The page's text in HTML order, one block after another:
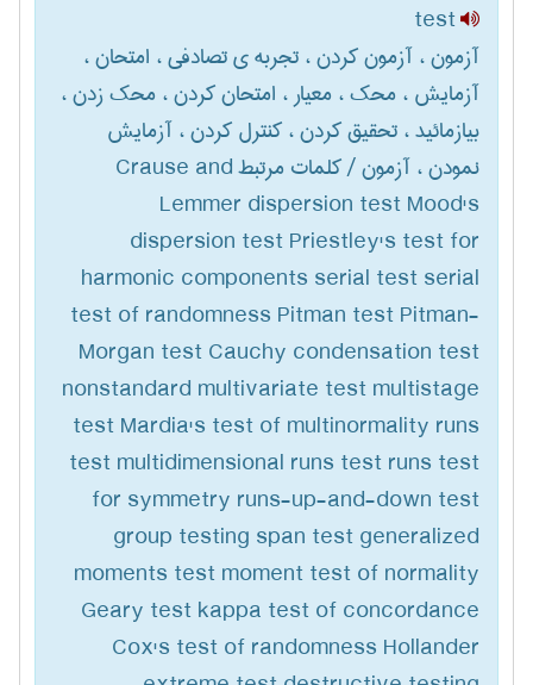
test
آزمون ، آزمون کردن ، تجربه ی تصادفی ، امتحان ،
آزمایش ، محک ، معیار ، امتحان کردن ، محک زدن ،
بیازمائید ، تحقیق کردن ، کنترل کردن ، آزمایش
نمودن ، آزمون / کلمات مرتبط Crause and
Lemmer dispersion test Mood's
dispersion test Priestley's test for
harmonic components serial test serial
test of randomness Pitman test Pitman-
Morgan test Cauchy condensation test
nonstandard multivariate test multistage
test Mardia's test of multinormality runs
test multidimensional runs test runs test
for symmetry runs-up-and-down test
group testing span test generalized
moments test moment test of normality
Geary test kappa test of concordance
Cox's test of randomness Hollander